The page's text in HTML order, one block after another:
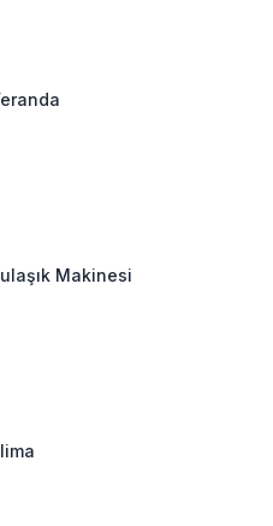
Makinesi